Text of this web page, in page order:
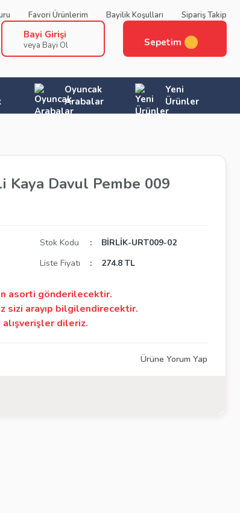
Favori Ürünlerim Bayilik Koşulları Sipariş Takip
Bayi Girişi
veya Bayi Ol Sepetim
Oyuncak
Arabalar
Yeni
Ürünler
Kaya Davul Pembe 009
Stok Kodu
BİRLİK-URT009-02
Liste Fiyatı 274.8 TL
asorti gönderilecektir.
sizi arayıp bilgilendirecektir.
alışverişler dileriz.
Ürüne Yorum Yap